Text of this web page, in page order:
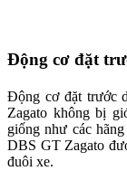
Động cơ đặt
Động cơ đặt trước
Zagato không bị
giống như các
DBS GT Zagato
đuôi xe.